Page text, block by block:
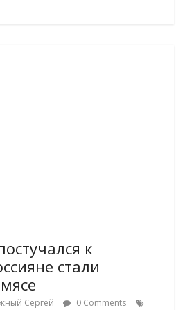
к
стали
Сергей
0 Comments